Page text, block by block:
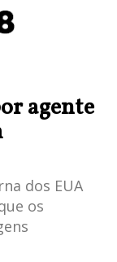
agente
dos EUA
os